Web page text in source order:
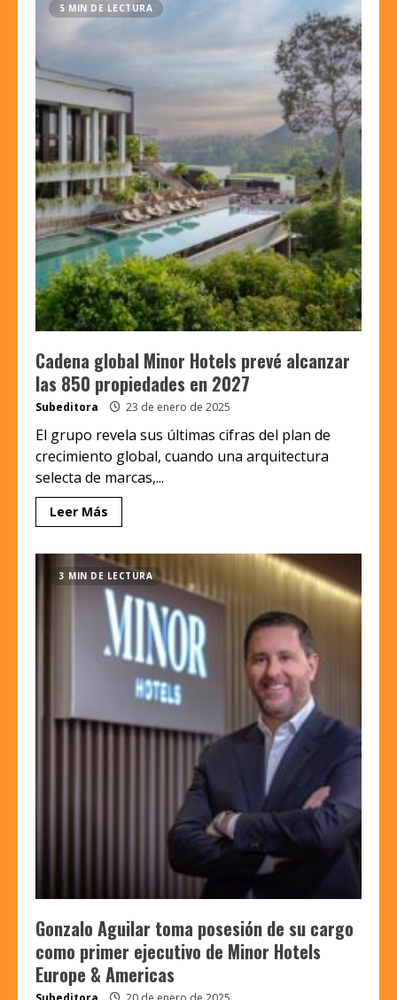
5 MIN DE LECTURA
Cadena global Minor Hotels prevé alcanzar
las 850 propiedades en 2027
Subeditora 23 de enero de 2025
El grupo revela sus últimas cifras del plan de
crecimiento global, cuando una arquitectura
selecta de marcas,...
Leer Más
3 MIN DE LECTURA
Gonzalo Aguilar toma posesión de su cargo
como primer ejecutivo de Minor Hotels
Europe & Americas